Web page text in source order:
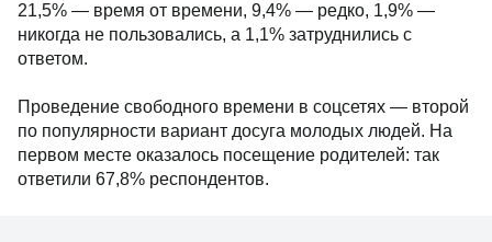
21,5% — время от времени, 9,4% — редко, 1,9% —
никогда не пользовались, а 1,1% затруднились с
ответом.
Проведение свободного времени в соцсетях — второй
по популярности вариант досуга молодых людей. На
первом месте оказалось посещение родителей: так
ответили 67,8% респондентов.